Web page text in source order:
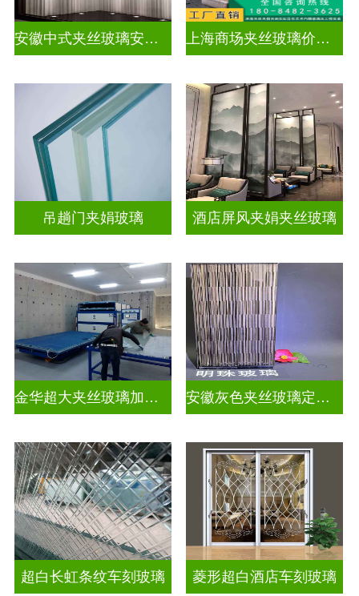
安徽中式夹丝玻璃安装厂家 上海商场夹丝玻璃价钱多少
吊趟门夹娟玻璃 酒店屏风夹娟夹丝玻璃
金华超大夹丝玻璃加工店 安徽灰色夹丝玻璃定做厂
超白长虹条纹车刻玻璃 菱形超白酒店车刻玻璃